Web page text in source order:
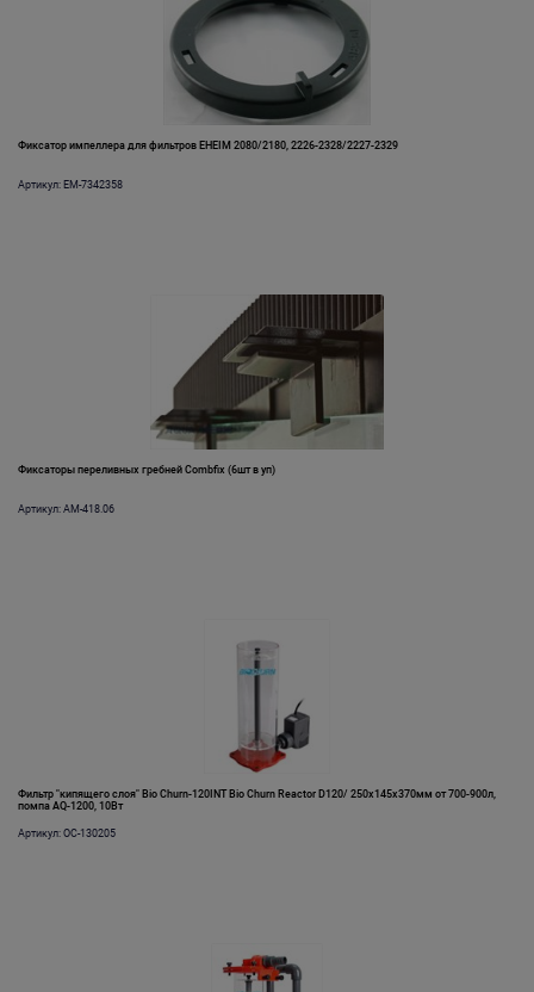
Фиксатор импеллера для фильтров EHEIM 2080/2180, 2226-2328/2227-2329
Артикул: EM-7342358
Фиксаторы переливных гребней Combfix (6шт в уп)
Артикул: AM-418.06
Фильтр "кипящего слоя" Bio Churn-120INT Bio Churn Reactor D120/ 250х145х370мм от 700-900л,
помпа AQ-1200, 10Вт
Артикул: OC-130205